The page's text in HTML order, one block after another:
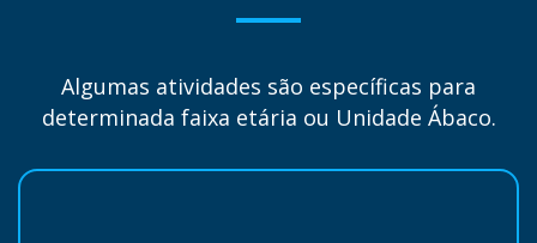
Algumas atividades são específicas para
determinada faixa etária ou Unidade Ábaco.